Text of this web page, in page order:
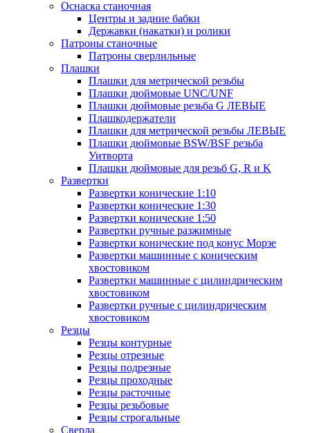
Оснаска станочная
Центры и задние бабки
Державки (накатки) и ролики
Патроны станочные
Патроны сверлильные
Плашки
Плашки для метрической резьбы
Плашки дюймовые UNC/UNF
Плашки дюймовые резьба G ЛЕВЫЕ
Плашкодержатели
Плашки для метрической резьбы ЛЕВЫЕ
Плашки дюймовые BSW/BSF резьба
Уитворта
Плашки дюймовые для резьб G, R и K
Развертки
Развертки конические 1:10
Развертки конические 1:30
Развертки конические 1:50
Развертки ручные разжимные
Развертки конические под конус Морзе
Развертки машинные с коническим
хвостовиком
Развертки машинные с цилиндрическим
хвостовиком
Развертки ручные с цилиндрическим
хвостовиком
Резцы
Резцы контурные
Резцы отрезные
Резцы подрезные
Резцы проходные
Резцы расточные
Резцы резьбовые
Резцы строгальные
Сверла